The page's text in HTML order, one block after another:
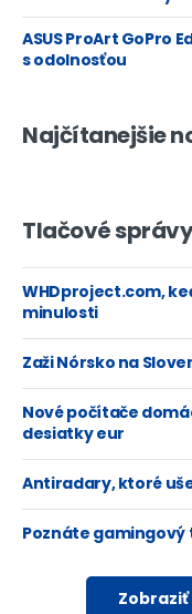
ASUS ProArt GoPro
s odolnosťou
Najčítanejšie
Tlačové správy
WHDproject.com,
minulosti
Zaži Nórsko na
Nové počítače
desiatky eur
Antiradary, ktoré
Poznáte gamingový